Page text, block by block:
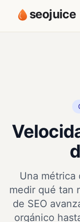
seojuice
Una métrica
medir qué tan
de SEO
orgánico